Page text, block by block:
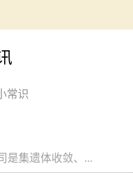
常识
是集遗体收敛、...